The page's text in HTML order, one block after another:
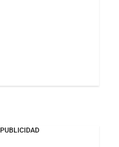
PUBLICIDAD